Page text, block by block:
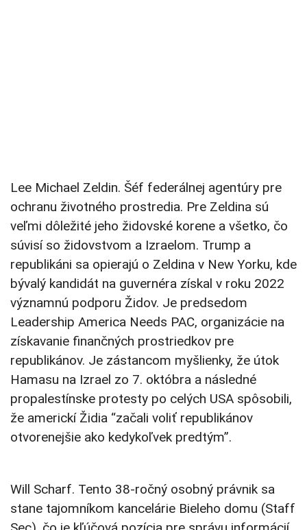
Lee Michael Zeldin. Šéf federálnej agentúry pre
ochranu životného prostredia. Pre Zeldina sú
veľmi dôležité jeho židovské korene a všetko, čo
súvisí so židovstvom a Izraelom. Trump a
republikáni sa opierajú o Zeldina v New Yorku, kde
bývalý kandidát na guvernéra získal v roku 2022
významnú podporu Židov. Je predsedom
Leadership America Needs PAC, organizácie na
získavanie finančných prostriedkov pre
republikánov. Je zástancom myšlienky, že útok
Hamasu na Izrael zo 7. októbra a následné
propalestínske protesty po celých USA spôsobili,
že americkí Židia “začali voliť republikánov
otvorenejšie ako kedykoľvek predtým”.
Will Scharf. Tento 38-ročný osobný právnik sa
stane tajomníkom kancelárie Bieleho domu (Staff